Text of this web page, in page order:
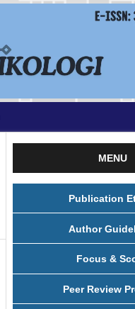
MENU
Publication
Author
Focus &
Peer Review